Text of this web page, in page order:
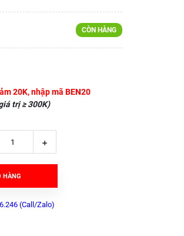
CÒN HÀNG
20K, nhập mã BEN20
trị ≥ 300K)
HÀNG
(Call/Zalo)